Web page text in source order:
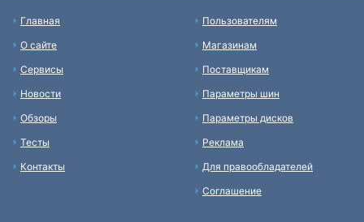
Главная
О сайте
Сервисы
Новости
Обзоры
Тесты
Контакты
Пользователям
Магазинам
Поставщикам
Параметры шин
Параметры дисков
Реклама
Для правообладателей
Соглашение